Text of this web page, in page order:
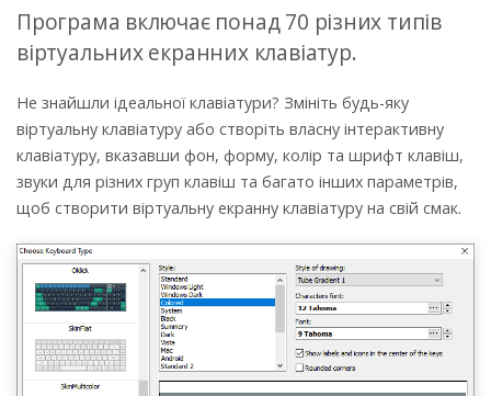
Програма включає понад 70 різних типів
віртуальних екранних клавіатур.
Не знайшли ідеальної клавіатури? Змініть будь-яку
віртуальну клавіатуру або створіть власну інтерактивну
клавіатуру, вказавши фон, форму, колір та шрифт клавіш,
звуки для різних груп клавіш та багато інших параметрів,
щоб створити віртуальну екранну клавіатуру на свій смак.